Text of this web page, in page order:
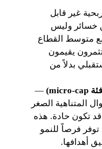
غير قابل
خسائر وليس
مع متوسط القطاع
يقيمون
بدلاً من
—
المتناهية الصغر
تكون حادة. هذه
فرصاً للنمو
أهدافها.